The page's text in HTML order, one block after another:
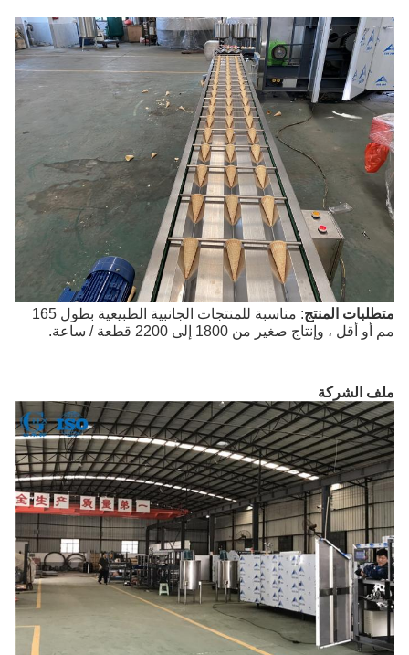
متطلبات المنتج
: مناسبة للمنتجات الجانبية الطبيعية بطول 165
مم أو أقل ، وإنتاج صغير من 1800 إلى 2200 قطعة / ساعة.
ملف الشركة